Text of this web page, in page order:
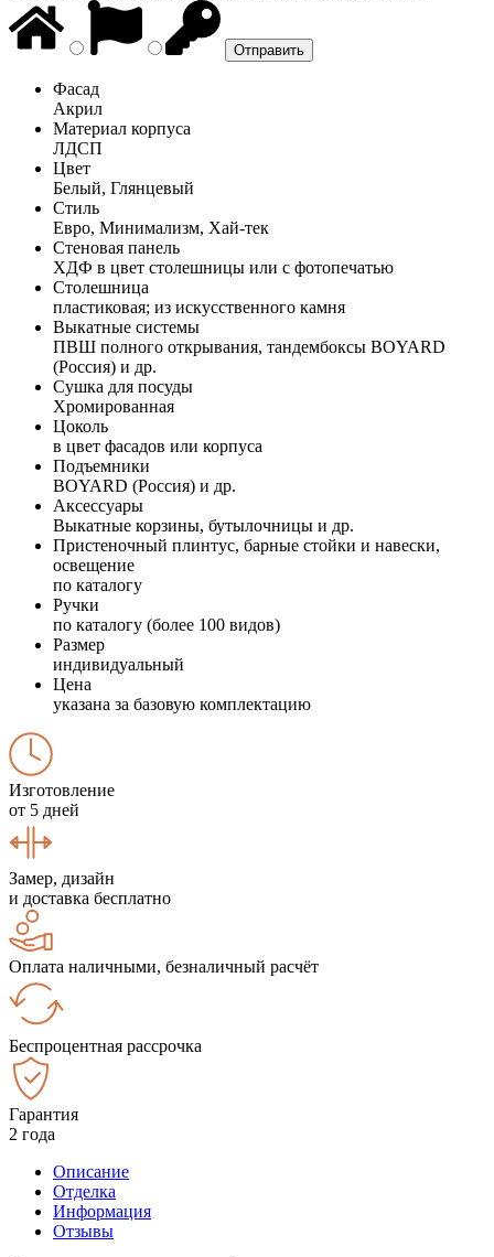
Фасад
Акрил
Материал корпуса
ЛДСП
Цвет
Белый, Глянцевый
Стиль
Евро, Минимализм, Хай-тек
Стеновая панель
ХДФ в цвет столешницы или с фотопечатью
Столешница
пластиковая; из искусственного камня
Выкатные системы
ПВШ полного открывания, тандембоксы BOYARD
(Россия) и др.
Сушка для посуды
Хромированная
Цоколь
в цвет фасадов или корпуса
Подъемники
BOYARD (Россия) и др.
Аксессуары
Выкатные корзины, бутылочницы и др.
Пристеночный плинтус, барные стойки и навески,
освещение
по каталогу
Ручки
по каталогу (более 100 видов)
Размер
индивидуальный
Цена
указана за базовую комплектацию
Изготовление
от 5 дней
Замер, дизайн
и доставка бесплатно
Оплата наличными, безналичный расчёт
Беспроцентная рассрочка
Гарантия
2 года
Описание
Отделка
Информация
Отзывы